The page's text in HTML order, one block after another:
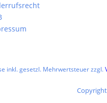
inkl. gesetzl. Mehrwertsteuer zzgl.